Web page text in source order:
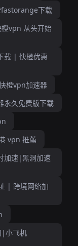
下载
vpn 从头开始
载 | 快橙优惠
橙vpn加速器
久免费版下载
vpn 推薦
加速|黑洞加速
| 跨境网络加
|小飞机